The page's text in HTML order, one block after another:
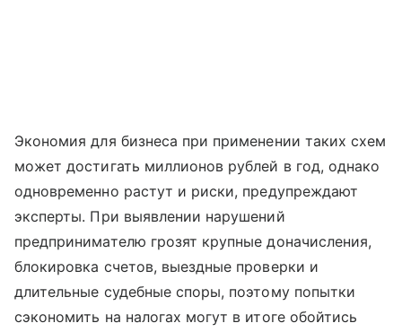
Экономия для бизнеса при применении таких схем
может достигать миллионов рублей в год, однако
одновременно растут и риски, предупреждают
эксперты. При выявлении нарушений
предпринимателю грозят крупные доначисления,
блокировка счетов, выездные проверки и
длительные судебные споры, поэтому попытки
сэкономить на налогах могут в итоге обойтись